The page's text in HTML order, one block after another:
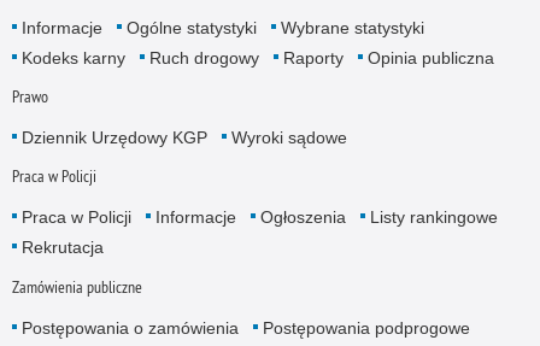
Informacje Ogólne statystyki
Wybrane statystyki
Kodeks karny
Ruch drogowy Raporty Opinia publiczna
Prawo
Dziennik Urzędowy KGP Wyroki sądowe
Praca w Policji
Praca w Policji Informacje Ogłoszenia
Listy rankingowe
Rekrutacja
Zamówienia publiczne
Postępowania o zamówienia
Postępowania podprogowe